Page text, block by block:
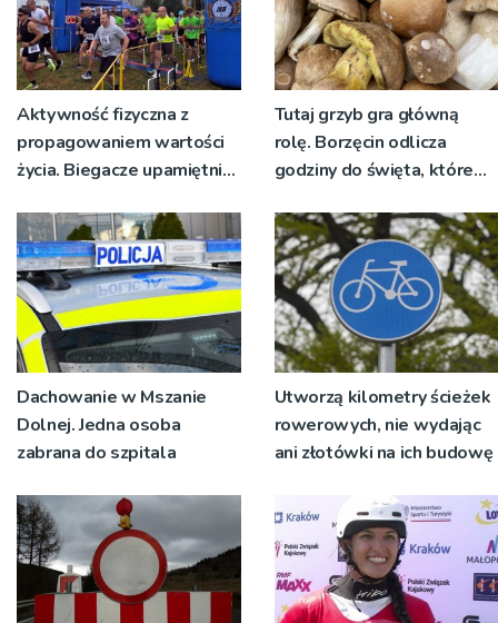
Aktywność fizyczna z
propagowaniem wartości
życia. Biegacze upamiętnili
Tutaj grzyb gra główną
rolę. Borzęcin odlicza
godziny do święta, które
pokoleń
Dachowanie w Mszanie
Dolnej. Jedna osoba
zabrana do szpitala
Utworzą kilometry ścieżek
rowerowych, nie wydając
ani złotówki na ich budowę